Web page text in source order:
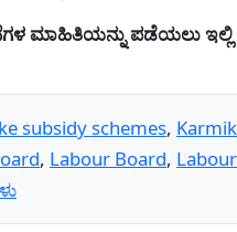
ಮಾಹಿತಿಯನ್ನು ಪಡೆಯಲು ಇಲ್ಲಿ
subsidy schemes,
, Labour Board,